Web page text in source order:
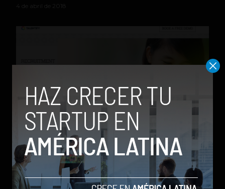
4 de abril de 2018
Talentify, una herramienta que utiliza AI para
automatizar el proceso de reclutamiento y selección
de personal
by Jeniffer Espinosa
27 de diciembre de 2017